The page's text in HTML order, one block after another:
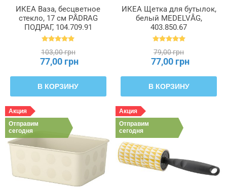
ИКЕА Ваза, бесцветное
стекло, 17 см PÅDRAG
ПОДРАГ, 104.709.91
103,00 грн
77,00 грн
В КОРЗИНУ
ИКЕА Щетка для бутылок,
белый MEDELVÅG,
403.850.67
79,00 грн
77,00 грн
В КОРЗИНУ
Акция
Отправим
сегодня
Акция
Отправим
сегодня